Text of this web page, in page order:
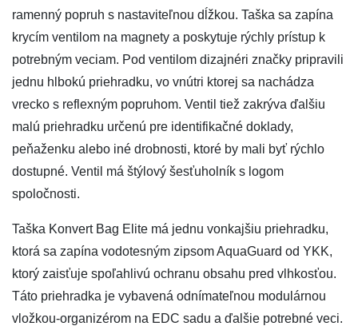
ramenný popruh s nastaviteľnou dĺžkou. Taška sa zapína
krycím ventilom na magnety a poskytuje rýchly prístup k
potrebným veciam. Pod ventilom dizajnéri značky pripravili
jednu hlbokú priehradku, vo vnútri ktorej sa nachádza
vrecko s reflexným popruhom. Ventil tiež zakrýva ďalšiu
malú priehradku určenú pre identifikačné doklady,
peňaženku alebo iné drobnosti, ktoré by mali byť rýchlo
dostupné. Ventil má štýlový šesťuholník s logom
spoločnosti.
Taška Konvert Bag Elite má jednu vonkajšiu priehradku,
ktorá sa zapína vodotesným zipsom AquaGuard od YKK,
ktorý zaisťuje spoľahlivú ochranu obsahu pred vlhkosťou.
Táto priehradka je vybavená odnímateľnou modulárnou
vložkou-organizérom na EDC sadu a ďalšie potrebné veci.